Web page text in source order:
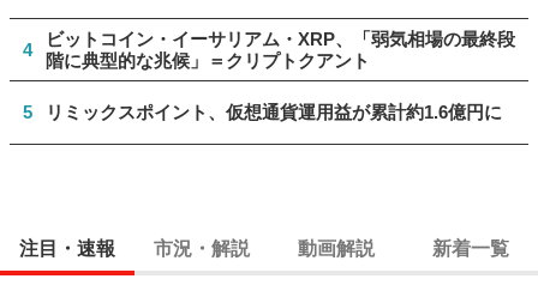
4
ビットコイン・イーサリアム・XRP、「弱気相場の最終段
階に典型的な兆候」＝クリプトクアント
5 リミックスポイント、仮想通貨運用益が累計約1.6億円に
注目・速報 市況・解説 動画解説 新着一覧